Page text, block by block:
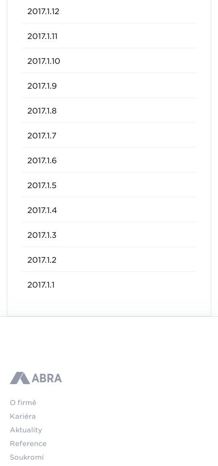
2017.1.12
2017.1.11
2017.1.10
2017.1.9
2017.1.8
2017.1.7
2017.1.6
2017.1.5
2017.1.4
2017.1.3
2017.1.2
2017.1.1
ABRA
O firmě
Kariéra
Aktuality
Reference
Soukromí